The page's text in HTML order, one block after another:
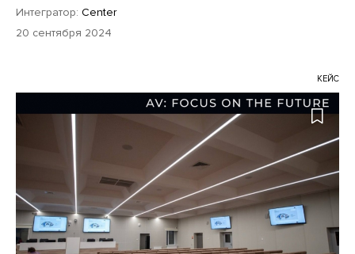
Интегратор: Center
20 сентября 2024
КЕЙС